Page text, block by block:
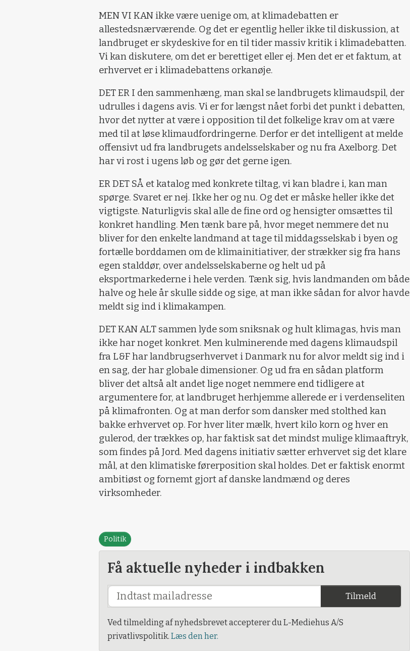
MEN VI KAN ikke være uenige om, at klimadebatten er
allestedsnærværende. Og det er egentlig heller ikke til diskussion, at
landbruget er skydeskive for en til tider massiv kritik i klimadebatten.
Vi kan diskutere, om det er berettiget eller ej. Men det er et faktum, at
erhvervet er i klimadebattens orkanøje.
DET ER I den sammenhæng, man skal se landbrugets klimaudspil, der
udrulles i dagens avis. Vi er for længst nået forbi det punkt i debatten,
hvor det nytter at være i opposition til det folkelige krav om at være
med til at løse klimaudfordringerne. Derfor er det intelligent at melde
offensivt ud fra landbrugets andelsselskaber og nu fra Axelborg. Det
har vi rost i ugens løb og gør det gerne igen.
ER DET SÅ et katalog med konkrete tiltag, vi kan bladre i, kan man
spørge. Svaret er nej. Ikke her og nu. Og det er måske heller ikke det
vigtigste. Naturligvis skal alle de fine ord og hensigter omsættes til
konkret handling. Men tænk bare på, hvor meget nemmere det nu
bliver for den enkelte landmand at tage til middagsselskab i byen og
fortælle borddamen om de klimainitiativer, der strækker sig fra hans
egen stalddør, over andelsselskaberne og helt ud på
eksportmarkederne i hele verden. Tænk sig, hvis landmanden om både
halve og hele år skulle sidde og sige, at man ikke sådan for alvor havde
meldt sig ind i klimakampen.
DET KAN ALT sammen lyde som sniksnak og hult klimagas, hvis man
ikke har noget konkret. Men kulminerende med dagens klimaudspil
fra L&F har landbrugserhvervet i Danmark nu for alvor meldt sig ind i
en sag, der har globale dimensioner. Og ud fra en sådan platform
bliver det altså alt andet lige noget nemmere end tidligere at
argumentere for, at landbruget herhjemme allerede er i verdenseliten
på klimafronten. Og at man derfor som dansker med stolthed kan
bakke erhvervet op. For hver liter mælk, hvert kilo korn og hver en
gulerod, der trækkes op, har faktisk sat det mindst mulige klimaaftryk,
som findes på Jord. Med dagens initiativ sætter erhvervet sig det klare
mål, at den klimatiske førerposition skal holdes. Det er faktisk enormt
ambitiøst og fornemt gjort af danske landmænd og deres
virksomheder.
Politik
Få aktuelle nyheder i indbakken
Tilmeld
Ved tilmelding af nyhedsbrevet accepterer du L-Mediehus A/S
privatlivspolitik. Læs den her.